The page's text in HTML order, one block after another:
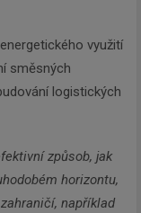
využití
směsných
logistických
způsob, jak
horizontu,
například